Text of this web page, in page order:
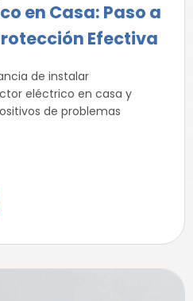
en Casa: Paso a
Efectiva
de instalar
eléctrico en casa y
de problemas